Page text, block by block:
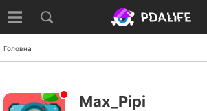
Головна
Max_Pipi